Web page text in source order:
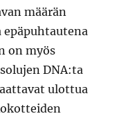
määrän
epäpuhtautena
on myös
DNA:ta
ulottua